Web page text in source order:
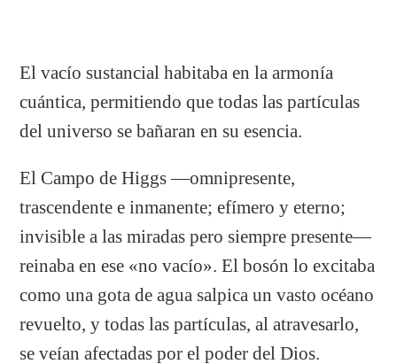
El vacío sustancial habitaba en la armonía
cuántica, permitiendo que todas las partículas
del universo se bañaran en su esencia.
​El Campo de Higgs —omnipresente,
trascendente e inmanente; efímero y eterno;
invisible a las miradas pero siempre presente—
reinaba en ese «no vacío». El bosón lo excitaba
como una gota de agua salpica un vasto océano
revuelto, y todas las partículas, al atravesarlo,
se veían afectadas por el poder del Dios.